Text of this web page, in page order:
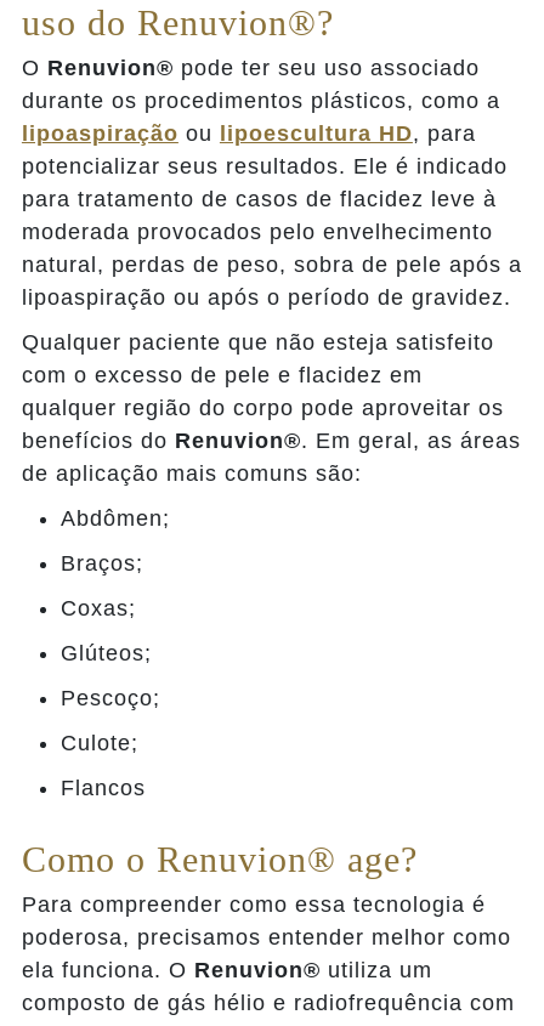
uso do Renuvion®?
O Renuvion® pode ter seu uso associado
durante os procedimentos plásticos, como a
lipoaspiração ou lipoescultura HD, para
potencializar seus resultados. Ele é indicado
para tratamento de casos de flacidez leve à
moderada provocados pelo envelhecimento
natural, perdas de peso, sobra de pele após a
lipoaspiração ou após o período de gravidez.
Qualquer paciente que não esteja satisfeito
com o excesso de pele e flacidez em
qualquer região do corpo pode aproveitar os
benefícios do Renuvion®. Em geral, as áreas
de aplicação mais comuns são:
Abdômen;
Braços;
Coxas;
Glúteos;
Pescoço;
Culote;
Flancos
Como o Renuvion® age?
Para compreender como essa tecnologia é
poderosa, precisamos entender melhor como
ela funciona. O Renuvion® utiliza um
composto de gás hélio e radiofrequência com